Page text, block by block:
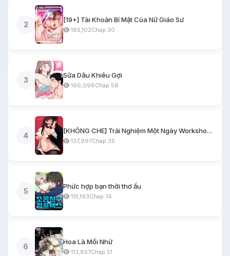
2
[19+] Tài Khoản Bí Mật Của Nữ Giáo Sư
185,102Chap 30
3
Sữa Dâu Khiêu Gợi
166,098Chap 58
4
[KHÔNG CHE] Trải Nghiệm Một Ngày Workshop BDSM
137,997Chap 35
5
Phức hợp bạn thời thơ ấu
115,193Chap 74
6
Hoa Là Mồi Nhử
113,857Chap 51